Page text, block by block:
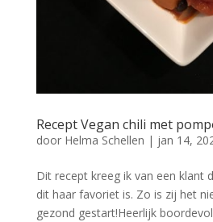
Recept Vegan chili met
door Helma Schellen | jan 14,
Dit recept kreeg ik van een klant
dit haar favoriet is. Zo is zij het
gezond gestart!Heerlijk